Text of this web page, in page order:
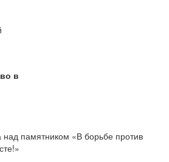
в
над памятником «В борьбе против